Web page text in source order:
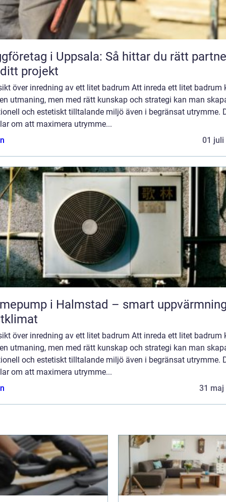
i Uppsala: Så hittar du rätt
projekt
över inredning av ett litet badrum Att inreda ett litet badrum
utmaning, men med rätt kunskap och strategi kan man
och estetiskt tilltalande miljö även i begränsat utrymme.
om att maximera utrymme...
01 juli
i Halmstad – smart
över inredning av ett litet badrum Att inreda ett litet badrum
utmaning, men med rätt kunskap och strategi kan man
och estetiskt tilltalande miljö även i begränsat utrymme.
om att maximera utrymme...
31 maj